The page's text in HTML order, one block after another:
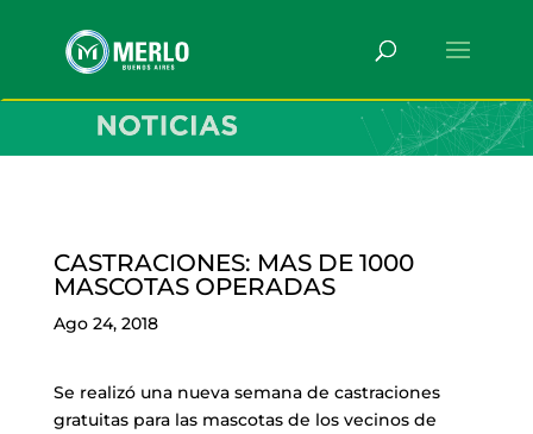
CASTRACIONES: MAS DE 1000
MASCOTAS OPERADAS
Ago 24, 2018
Se realizó una nueva semana de castraciones
gratuitas para las mascotas de los vecinos de